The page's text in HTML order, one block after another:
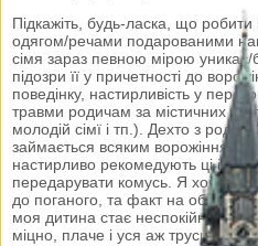
Підкажіть, будь-ласка, що
одягом/речами подарованими
сімя зараз певною мірою уникає/
підозри її у причетності до
поведінку, настирливість у
травми родичам за містичних
молодій сімї і тп.). Дехто з
займається всяким ворожінням
настирливо рекомедують ці
передарувати комусь. Я хоча й
до поганого, та факт на обличчя -
моя дитина стає неспокійною,
міцно, плаче і уся аж труситься